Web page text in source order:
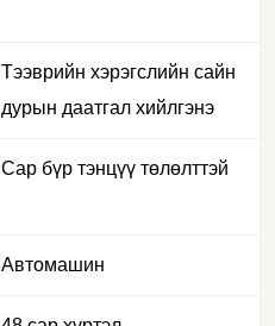
Тээврийн хэрэгслийн сайн
дурын даатгал хийлгэнэ
Сар бүр тэнцүү төлөлттэй
Автомашин